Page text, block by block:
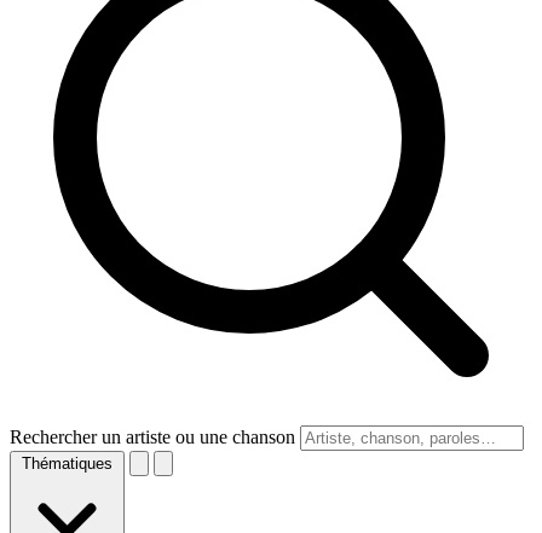
Rechercher un artiste ou une chanson
Thématiques